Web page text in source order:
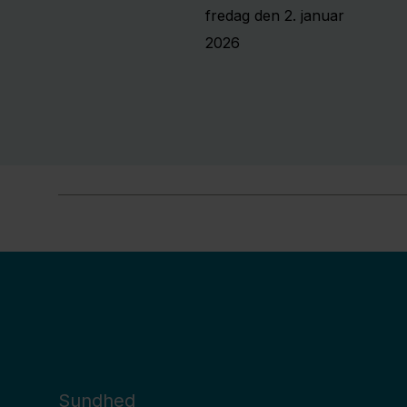
fredag den 2. januar
2026
Sundhed